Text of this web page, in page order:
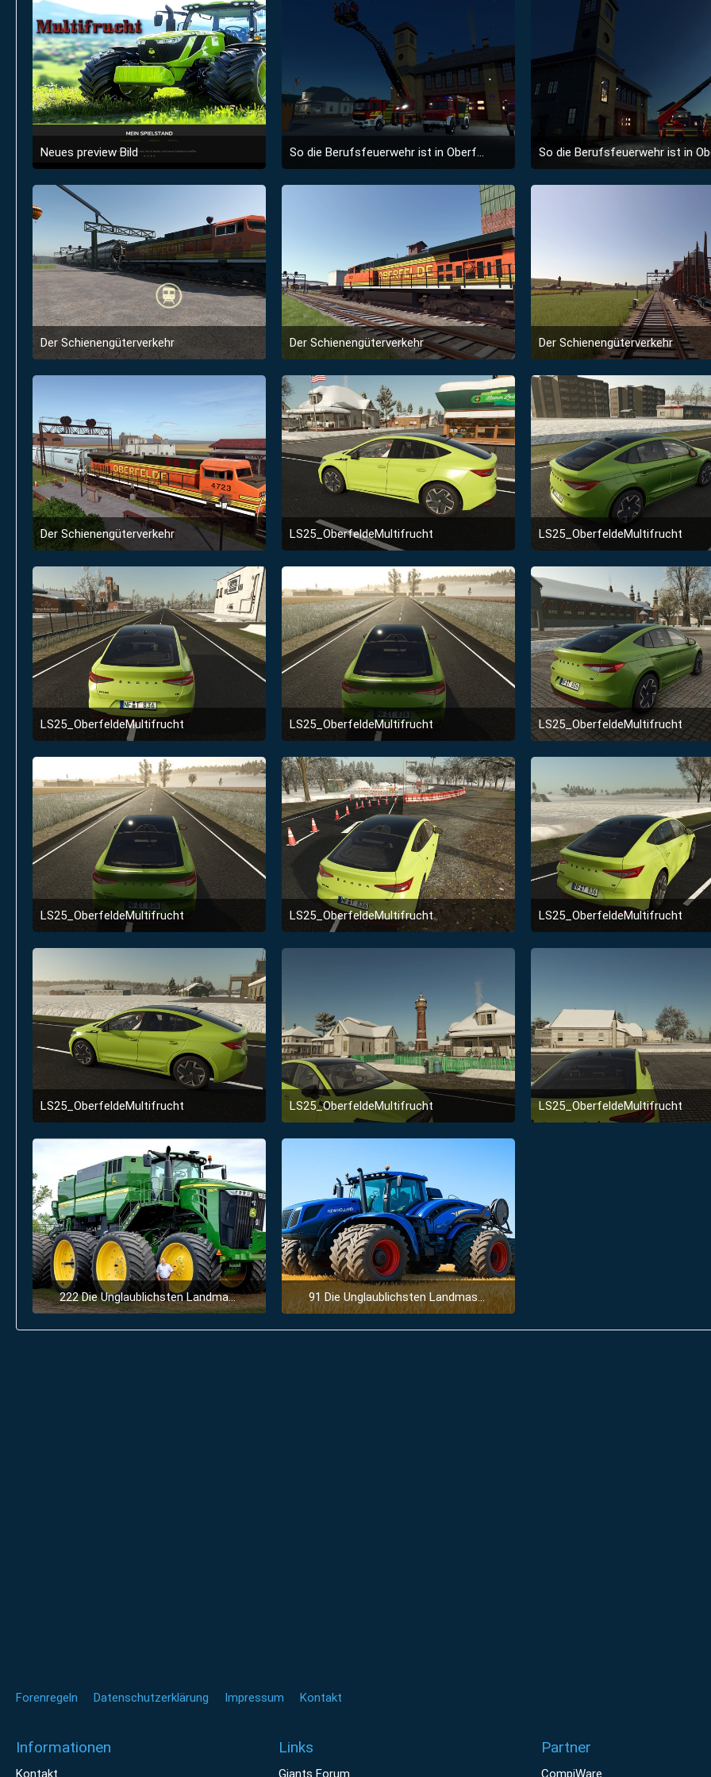
Neues preview Bild
28. Februar 2026 um 19:37
2
26. Februar 2026 um 19:58
3
26. Februar 2026 um
2
Der Schienengüterverkehr
28. Januar 2026 um 18:17
2
Der Schienengüterverkehr
28. Januar 2026 um 18:17
2
Der Schienengüterverkehr
28. Januar 2026 um
Der Schienengüterverkehr
28. Januar 2026 um 18:17
LS25_OberfeldeMultifrucht
2. Januar 2026 um 23:51
LS25_OberfeldeMultifrucht
2. Januar 2026 um 23:51
LS25_OberfeldeMultifrucht
2. Januar 2026 um 23:51
LS25_OberfeldeMultifrucht
2. Januar 2026 um 23:51
LS25_OberfeldeMultifrucht
2. Januar 2026 um 23:51
LS25_OberfeldeMultifrucht
2. Januar 2026 um 23:51
LS25_OberfeldeMultifrucht
2. Januar 2026 um 23:51
LS25_OberfeldeMultifrucht
2. Januar 2026 um 23:51
LS25_OberfeldeMultifrucht
2. Januar 2026 um 23:51
LS25_OberfeldeMultifrucht
2. Januar 2026 um 23:51
LS25_OberfeldeMultifrucht
2. Januar 2026 um 23:51
222 Die Unglaublichsten Landmaschinen Die Auf Einem Anderen Level Sind
28. Juni 2025 um 11:57
91 Die Unglaublichsten Landmaschinen Die Auf Einem Anderen Level Sind
28. Juni 2025 um 11:54
Forenregeln Datenschutzerklärung Impressum Kontakt
Informationen
Kontakt
Links
Giants Forum
Partner
CompiWare